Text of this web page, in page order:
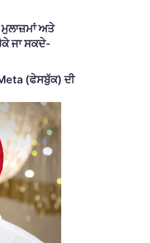
ਅਤੇ
ਜਾ ਸਕਦੇ-
(ਫੇਸਬੁੱਕ) ਦੀ